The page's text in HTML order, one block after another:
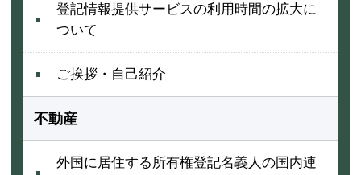
登記情報提供サービスの利用時間の拡大に
ついて
ご挨拶・自己紹介
不動産
外国に居住する所有権登記名義人の国内連